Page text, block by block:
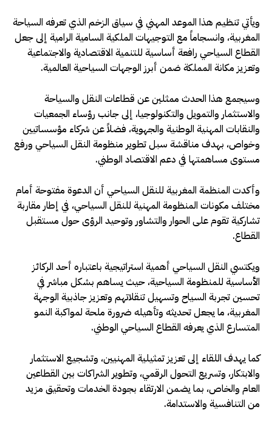
ويأتي تنظيم هذا الموعد المهني في سياق الزخم الذي تعرفه السياحة
المغربية، وانسجاماً مع التوجيهات الملكية السامية الرامية إلى جعل
القطاع السياحي رافعة أساسية للتنمية الاقتصادية والاجتماعية
وتعزيز مكانة المملكة ضمن أبرز الوجهات السياحية العالمية.
وسيجمع هذا الحدث ممثلين عن قطاعات النقل والسياحة
والاستثمار والتمويل والتكنولوجيا، إلى جانب رؤساء الجمعيات
والنقابات المهنية الوطنية والجهوية، فضلاً عن شركاء مؤسساتيين
وخواص، بهدف مناقشة سبل تطوير منظومة النقل السياحي ورفع
مستوى مساهمتها في دعم الاقتصاد الوطني.
وأكدت المنظمة المغربية للنقل السياحي أن الدعوة مفتوحة أمام
مختلف مكونات المنظومة المهنية للنقل السياحي، في إطار مقاربة
تشاركية تقوم على الحوار والتشاور وتوحيد الرؤى حول مستقبل
القطاع.
ويكتسي النقل السياحي أهمية استراتيجية باعتباره أحد الركائز
الأساسية للمنظومة السياحية، حيث يساهم بشكل مباشر في
تحسين تجربة السياح وتسهيل تنقلاتهم وتعزيز جاذبية الوجهة
المغربية، ما يجعل تحديثه وتأهيله ضرورة ملحة لمواكبة النمو
المتسارع الذي يعرفه القطاع السياحي الوطني.
كما يهدف اللقاء إلى تعزيز تمثيلية المهنيين، وتشجيع الاستثمار
والابتكار، وتسريع التحول الرقمي، وتطوير الشراكات بين القطاعين
العام والخاص، بما يضمن الارتقاء بجودة الخدمات وتحقيق مزيد
من التنافسية والاستدامة.